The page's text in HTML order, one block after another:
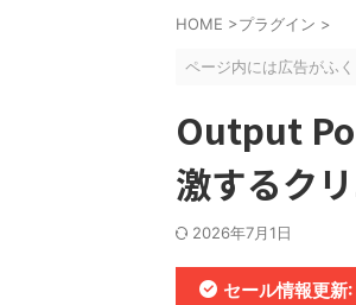
HOME >プラグイン >
ページ内には広告がふ
Output
激するク
2026年7月1日
セール情報更